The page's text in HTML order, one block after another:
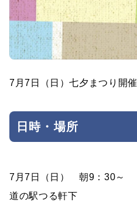
7月7日（日）七夕まつり開催
日時・場所
7月7日（日） 朝9：30～
道の駅つる軒下